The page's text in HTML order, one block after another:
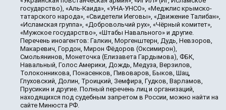
государство), «Аль-Каида», «УНА-УНСО», «Меджлис крымско-
татарского народа», «Свидетели Иеговы», «Движение Талибан»,
«Исламская группа», «Добровольчий рух», «Чёрный комитет»,
«Мужское государство», «Штабы Навального» и другие.
Перечень иноагентов: Галкин, Моргенштерн, Дудь, Невзоров,
Макаревич, Гордон, Мирон Фёдоров (Оксимирон),
Смольянинов, Монеточка (Елизавета Гардымова), ФБК,
Навальный, Голос Америки, Дождь, Медуза, Верзилов,
Толоконникова, Понасенков, Пивоваров, Быков, Шац,
Глуховский, Долин, Троицкий, Земфира, Гудков, Варламов,
Прусикин и другие. Полный перечень лиц и организаций,
находящихся под судебным запретом в России, можно найти на
сайте Минюста РФ.